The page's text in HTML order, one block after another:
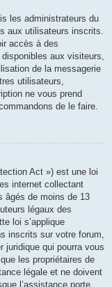
les administrateurs du
aux utilisateurs inscrits.
accès à des
aux visiteurs,
de la messagerie
utilisateurs,
ne vous prend
de le faire.
Act ») est une loi
internet collectant
âgés de moins de 13
légaux des
loi s’applique
inscrits sur votre forum,
juridique qui pourra vous
les propriétaires de
légale et ne doivent
l’assistance porte